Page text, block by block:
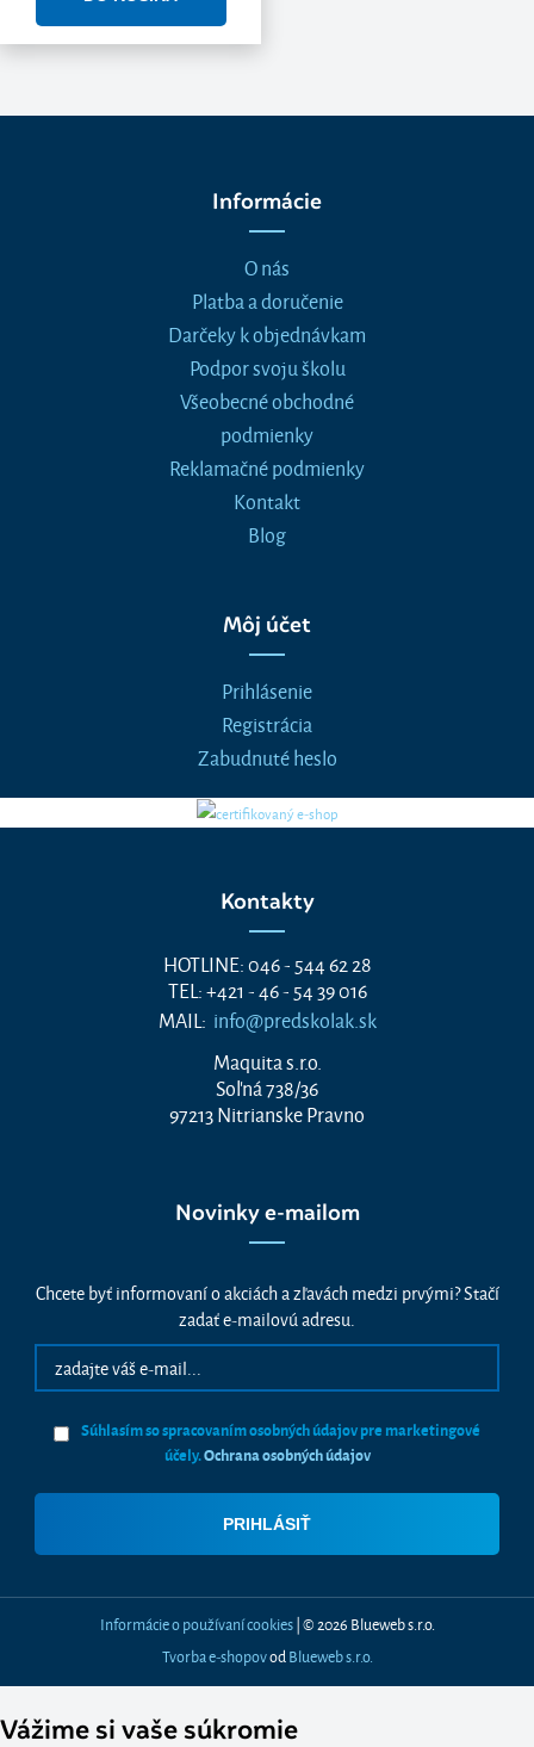
Informácie
O nás
Platba a doručenie
Darčeky k objednávkam
Podpor svoju školu
Všeobecné obchodné
podmienky
Reklamačné podmienky
Kontakt
Blog
Môj účet
Prihlásenie
Registrácia
Zabudnuté heslo
Kontakty
HOTLINE: 046 - 544 62 28
TEL: +421 - 46 - 54 39 016
MAIL: info@predskolak.sk
Maquita s.r.o.
Soľná 738/36
97213 Nitrianske Pravno
Novinky e-mailom
Chcete byť informovaní o akciách a zľavách medzi prvými? Stačí
zadať e-mailovú adresu.
Súhlasím so spracovaním osobných údajov pre marketingové
účely.Ochrana osobných údajov
Informácie o používaní cookies| © 2026 Blueweb s.r.o.
Tvorba e-shopovod Blueweb s.r.o.
Vážime si vaše súkromie